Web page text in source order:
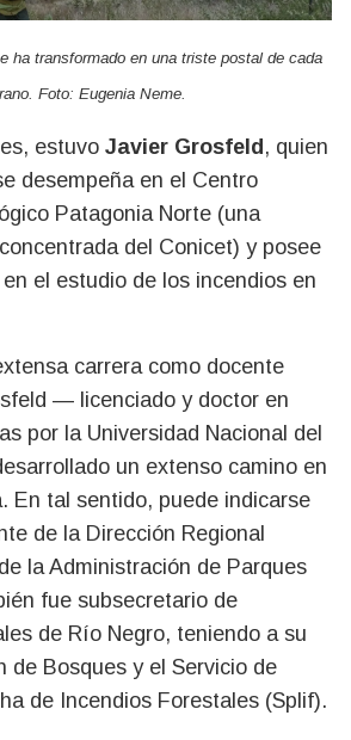
ha transformado en una triste postal de cada
Foto: Eugenia Neme.
estuvo Javier Grosfeld , quien
desempeña en el Centro
Patagonia Norte (una
del Conicet) y posee
el estudio de los incendios en
carrera como docente
— licenciado y doctor en
por la Universidad Nacional del
un extenso camino en
En tal sentido, puede indicarse
de la Dirección Regional
la Administración de Parques
fue subsecretario de
de Río Negro, teniendo a su
de Bosques y el Servicio de
de Incendios Forestales (Splif).